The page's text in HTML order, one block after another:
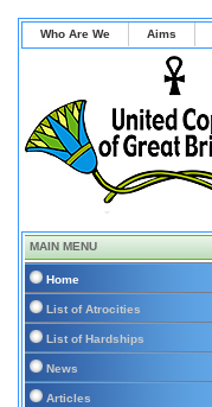
Who Are We Aims
MAIN MENU
Home
List of Atrocities
List of Hardships
News
Articles